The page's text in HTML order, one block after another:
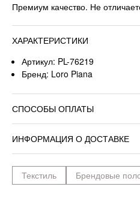
Премиум качество. Не
ХАРАКТЕРИСТИКИ
Артикул: PL-76219
Бренд: Loro Piana
СПОСОБЫ ОПЛАТЫ
ИНФОРМАЦИЯ О ДОСТАВКЕ
Текстиль Брендовые